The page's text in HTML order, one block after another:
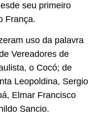
seu primeiro
França.
uso da palavra
Vereadores de
o Cocó; de
Leopoldina, Sergio
Elmar Francisco
Sancio.